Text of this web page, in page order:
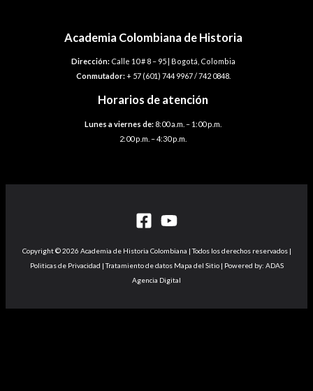
Academia Colombiana de Historia
Dirección:Calle 10 # 8 – 95 | Bogotá, Colombia
Conmutador:+ 57 (601) 744 9967 / 742 0848.
Horarios de atención
Lunes a viernes de: 8:00 a.m. – 1:00 p.m.
2:00 p.m. – 4:30 p.m.
Copyright © 2026 Academia de Historia Colombiana | Todos los derechos reservados |
Politicas de Privacidad | Tratamiento de datos Mapa del Sitio | Powered by: ADAS
Agencia Digital